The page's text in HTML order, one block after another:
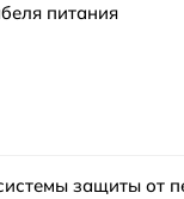
питания
защиты от